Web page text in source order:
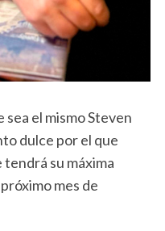
sea el mismo Steven
dulce por el que
su máxima
mes de